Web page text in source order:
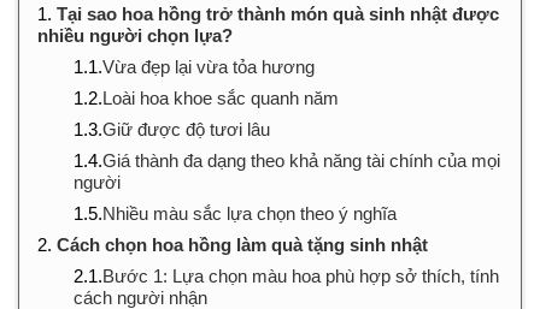
1. Tại sao hoa hồng trở thành món quà sinh nhật được
nhiều người chọn lựa?
1.1.Vừa đẹp lại vừa tỏa hương
1.2.Loài hoa khoe sắc quanh năm
1.3.Giữ được độ tươi lâu
1.4.Giá thành đa dạng theo khả năng tài chính của mọi
người
1.5.Nhiều màu sắc lựa chọn theo ý nghĩa
2. Cách chọn hoa hồng làm quà tặng sinh nhật
2.1.Bước 1: Lựa chọn màu hoa phù hợp sở thích, tính
cách người nhận